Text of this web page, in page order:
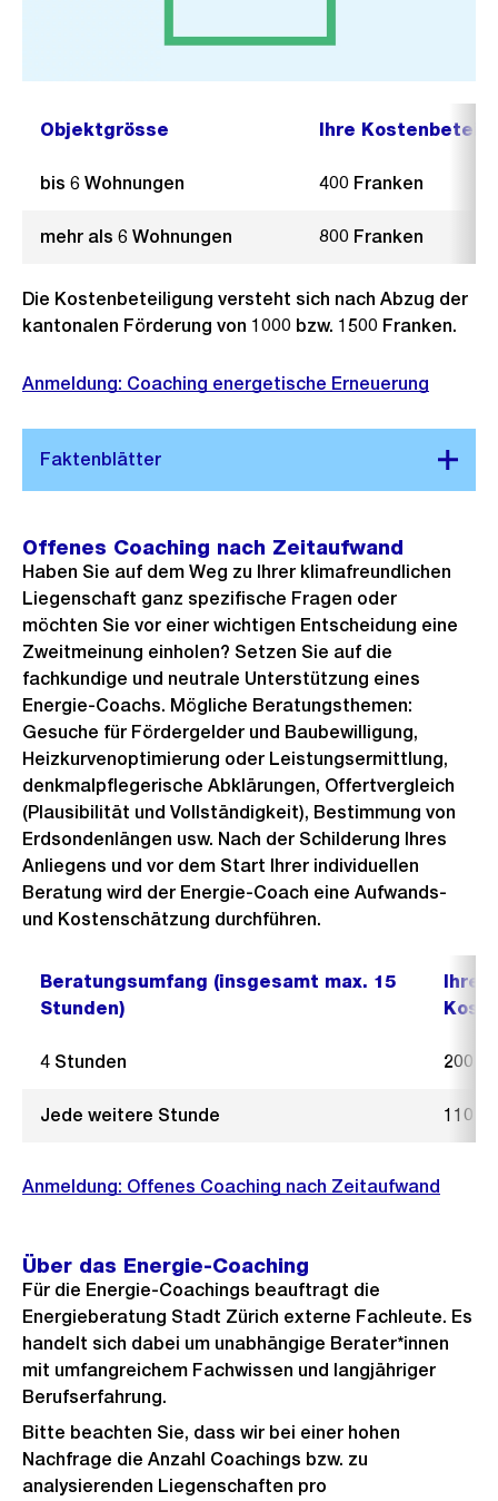
Objektgrösse Ihre
bis 6 Wohnungen 400 Franken
mehr als 6 Wohnungen 800 Franken
Die Kostenbeteiligung versteht sich nach Abzug der
kantonalen Förderung von 1000 bzw. 1500 Franken.
Anmeldung: Coaching energetische Erneuerung
Offenes Coaching nach Zeitaufwand
Haben Sie auf dem Weg zu Ihrer klimafreundlichen
Liegenschaft ganz spezifische Fragen oder
möchten Sie vor einer wichtigen Entscheidung eine
Zweitmeinung einholen? Setzen Sie auf die
fachkundige und neutrale Unterstützung eines
Energie-Coachs. Mögliche Beratungsthemen:
Gesuche für Fördergelder und Baubewilligung,
Heizkurvenoptimierung oder Leistungsermittlung,
denkmalpflegerische Abklärungen, Offertvergleich
(Plausibilität und Vollständigkeit), Bestimmung von
Erdsondenlängen usw. Nach der Schilderung Ihres
Anliegens und vor dem Start Ihrer individuellen
Beratung wird der Energie-Coach eine Aufwands-
und Kostenschätzung durchführen.
Beratungsumfang (insgesamt max. 15
Stunden)
Ihre
4 Stunden 200
Jede weitere Stunde 110
Anmeldung: Offenes Coaching nach Zeitaufwand
Über das Energie-Coaching
Für die Energie-Coachings beauftragt die
Energieberatung Stadt Zürich externe Fachleute. Es
handelt sich dabei um unabhängige Berater*innen
mit umfangreichem Fachwissen und langjähriger
Berufserfahrung.
Bitte beachten Sie, dass wir bei einer hohen
Nachfrage die Anzahl Coachings bzw. zu
analysierenden Liegenschaften pro